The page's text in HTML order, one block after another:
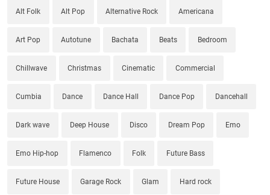
Alt Folk Alt Pop Alternative Rock Americana
Art Pop Autotune Bachata Beats Bedroom
Chillwave Christmas Cinematic Commercial
Cumbia Dance Dance Hall Dance Pop Dancehall
Dark wave Deep House Disco Dream Pop Emo
Emo Hip-hop Flamenco Folk Future Bass
Future House Garage Rock Glam Hard rock